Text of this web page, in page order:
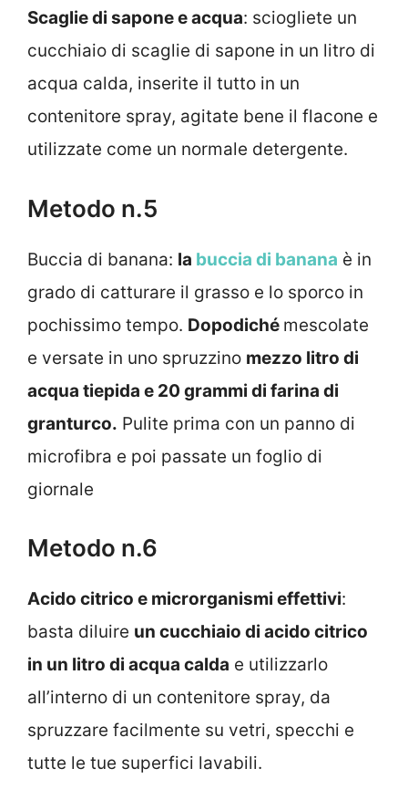
Scaglie di sapone e acqua: sciogliete un
cucchiaio di scaglie di sapone in un litro di
acqua calda, inserite il tutto in un
contenitore spray, agitate bene il flacone e
utilizzate come un normale detergente.
Metodo n.5
Buccia di banana: la buccia di banana è in
grado di catturare il grasso e lo sporco in
pochissimo tempo. Dopodiché mescolate
e versate in uno spruzzino mezzo litro di
acqua tiepida e 20 grammi di farina di
granturco. Pulite prima con un panno di
microfibra e poi passate un foglio di
giornale
Metodo n.6
Acido citrico e microrganismi effettivi:
basta diluire un cucchiaio di acido citrico
in un litro di acqua calda e utilizzarlo
all’interno di un contenitore spray, da
spruzzare facilmente su vetri, specchi e
tutte le tue superfici lavabili.